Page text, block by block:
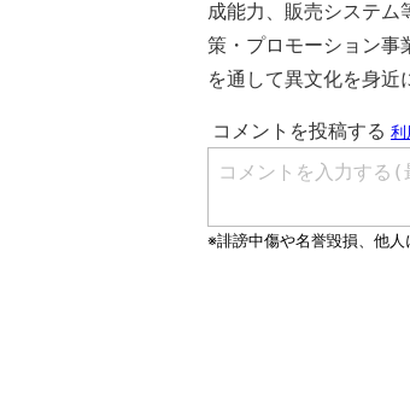
成能力、販売システム
策・プロモーション事
を通して異文化を身近